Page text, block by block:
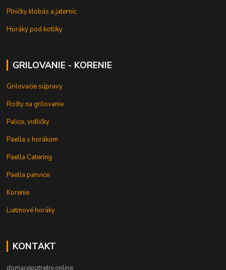
Plničky klobás a jaterníc
Horáky pod kotlíky
GRILOVANIE - KORENIE
Grilovacie súpravy
Rošty na grilovanie
Palice, vidličky
Paella s horákom
Paella Catering
Paella panvice
Korenie
Liatinové horáky
KONTAKT
domacepotreby.online